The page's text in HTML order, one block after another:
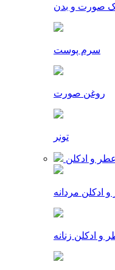
صورت و بدن
سرم پوست
روغن صورت
تونر
عطر و ادکلن
ادکلن مردانه
و ادکلن زنانه